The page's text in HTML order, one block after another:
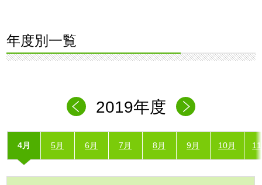
年度別一覧
2019年度
4月 5月 6月 7月 8月 9月 10月